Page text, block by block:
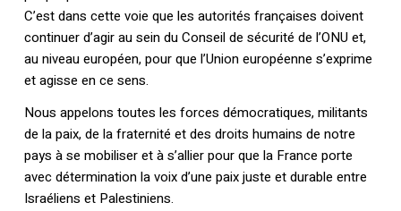
C’est dans cette voie que les autorités françaises doivent
continuer d’agir au sein du Conseil de sécurité de l’ONU et,
au niveau européen, pour que l’Union européenne s’exprime
et agisse en ce sens.
Nous appelons toutes les forces démocratiques, militants
de la paix, de la fraternité et des droits humains de notre
pays à se mobiliser et à s’allier pour que la France porte
avec détermination la voix d’une paix juste et durable entre
Israéliens et Palestiniens.